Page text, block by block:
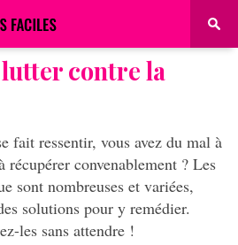
contre la
fait ressentir, vous avez du mal à
récupérer convenablement ? Les
sont nombreuses et variées,
solutions pour y remédier.
les sans attendre !